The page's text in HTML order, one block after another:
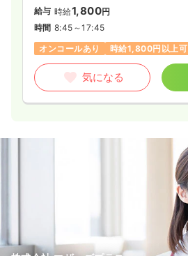
給与 時給1,800円
時間 8:45～17:45
オンコールあり
時給1,800円以上可
気になる